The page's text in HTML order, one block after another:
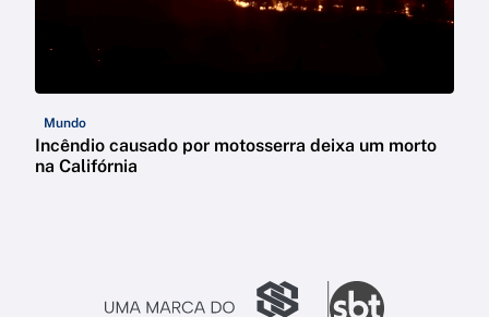
Mundo
Incêndio causado por motosserra deixa um morto
na Califórnia